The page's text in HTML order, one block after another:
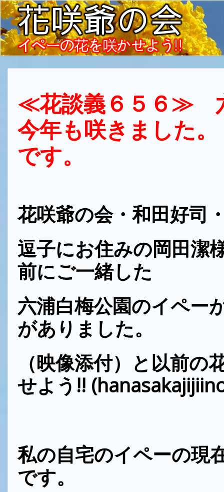
≪花談義６５６≫
今年も咲きました
です。
花咲爺の会・和田好司
逗子にお住みの岡田潔
前にご一緒した
六浦白梅公園のイペー
がありました。
（映像添付）と以前の
せよう!!
私の自宅のイペーの現
です。